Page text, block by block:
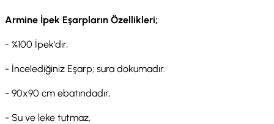
Armine İpek Eşarpların Özellikleri;
- %100 İpek'dir,
- İncelediğiniz Eşarp; sura dokumadır.
- 90x90 cm ebatındadır,
- Su ve leke tutmaz,